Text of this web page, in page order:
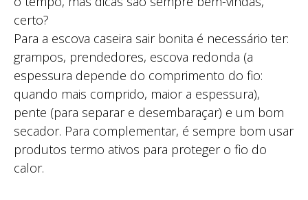
certo?
Para a escova caseira sair bonita é necessário ter:
grampos, prendedores, escova redonda (a
espessura depende do comprimento do fio:
quando mais comprido, maior a espessura),
pente (para separar e desembaraçar) e um bom
secador. Para complementar, é sempre bom usar
produtos termo ativos para proteger o fio do
calor.